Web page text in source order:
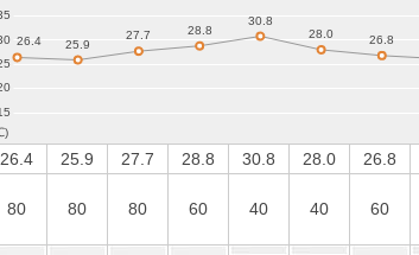
26.4 25.9 27.7 28.8 30.8 28.0 26.8
80 80 80 60 40 40 60